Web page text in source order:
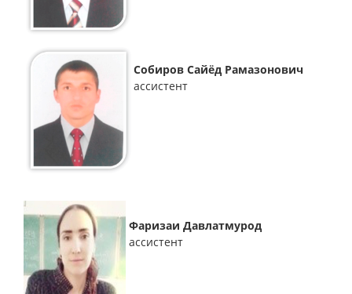
Собиров Сайёд Рамазонович
ассистент
Фаризаи Давлатмурод
ассистент